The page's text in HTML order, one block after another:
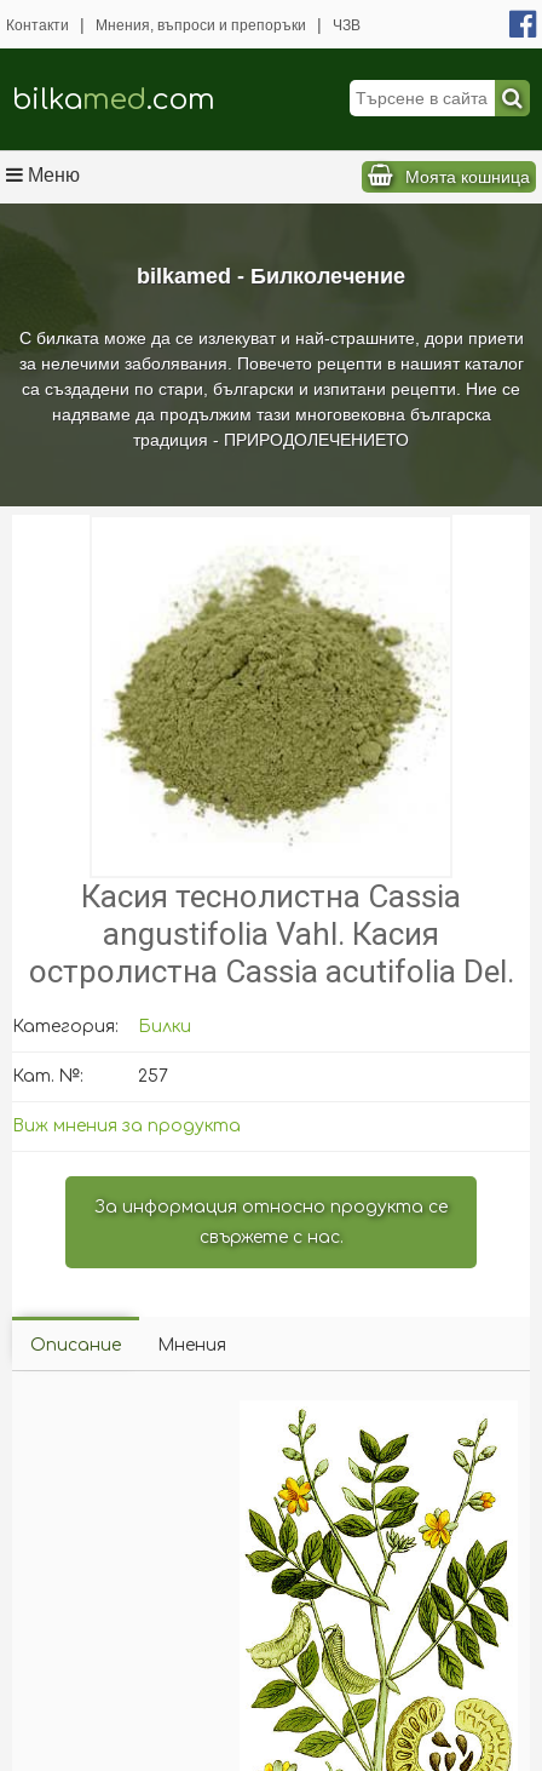
bilkamed - Билколечение
С билката може да се излекуват и най-страшните, дори приети
за нелечими заболявания. Повечето рецепти в нашият каталог
са създадени по стари, български и изпитани рецепти. Ние се
надяваме да продължим тази многовековна българска
традиция - ПРИРОДОЛЕЧЕНИЕТО
Контакти | Мнения, въпроси и препоръки | ЧЗВ
bilkamed.com
Меню Моята кошница
Касия теснолистна Cassia
angustifolia Vahl. Касия
остролистна Cassia acutifolia Del.
Категория: Билки
Кат. №: 257
Виж мнения за продукта
За информация относно продукта се
свържете с нас.
Описание Мнения